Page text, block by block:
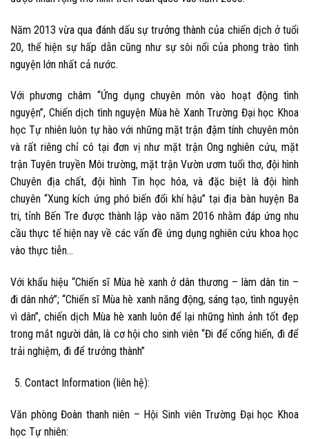
Năm 2013 vừa qua đánh dấu sự trưởng thành của chiến dịch ở tuổi
20, thể hiện sự hấp dẫn cũng như sự sôi nổi của phong trào tình
nguyện lớn nhất cả nước.
Với phương châm “Ứng dụng chuyên môn vào hoạt động tình
nguyện”, Chiến dịch tình nguyện Mùa hè Xanh Trường Đại học Khoa
học Tự nhiên luôn tự hào với những mặt trận đậm tính chuyên môn
và rất riêng chỉ có tại đơn vị như mặt trận Ong nghiên cứu, mặt
trận Tuyên truyền Môi trường, mặt trận Vườn ươm tuổi thơ, đội hình
Chuyên địa chất, đội hình Tin học hóa, và đặc biệt là đội hình
chuyên “Xung kích ứng phó biến đổi khí hậu”tại địa bàn huyện Ba
tri, tỉnh Bến Tre được thành lập vào năm 2016 nhằm đáp ứng nhu
cầu thực tế hiện nay về các vấn đề ứng dụng nghiên cứu khoa học
vào thực tiễn…
Với khẩu hiệu “Chiến sĩ Mùa hè xanh ở dân thương – làm dân tin –
đi dân nhớ”; “Chiến sĩ Mùa hè xanh năng động, sáng tạo, tình nguyện
vì dân”, chiến dịch Mùa hè xanh luôn để lại những hình ảnh tốt đẹp
trong mắt người dân, là cơ hội cho sinh viên “Đi để cống hiến, đi để
trải nghiệm, đi để trưởng thành”
Contact Information (liên hệ):
Văn phòng Đoàn thanh niên – Hội Sinh viên Trường Đại học Khoa
học Tự nhiên: